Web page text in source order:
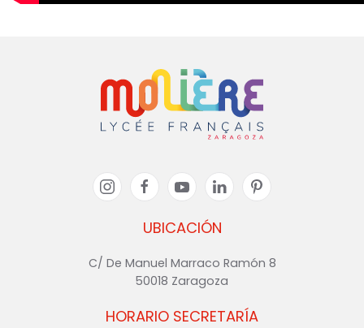
UBICACIÓN
C/ De Manuel Marraco Ramón 8
50018 Zaragoza
HORARIO SECRETARÍA